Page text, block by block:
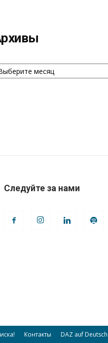
Следуйте за нами
Контакты DAZ auf Deutsch